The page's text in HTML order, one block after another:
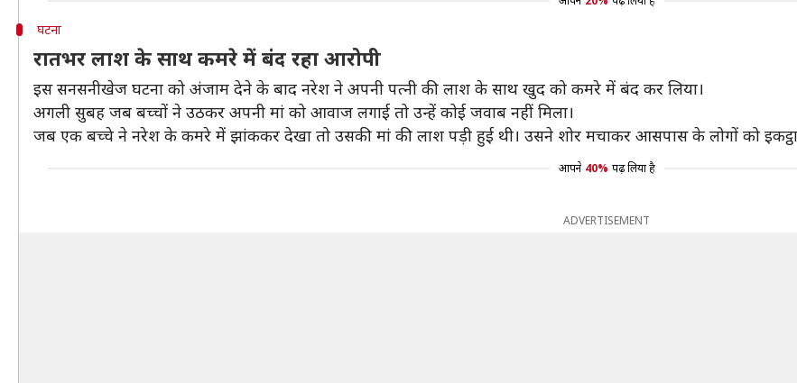
घटना
रातभर लाश के साथ कमरे में बंद रहा आरोपी
इस सनसनीखेज घटना को अंजाम देने के बाद नरेश ने अपनी पत्नी की लाश के साथ खुद को कमरे में बंद कर लिया।
अगली सुबह जब बच्चों ने उठकर अपनी मां को आवाज लगाई तो उन्हें कोई जवाब नहीं मिला।
जब एक बच्चे ने नरेश के कमरे में झांककर देखा तो उसकी मां की लाश पड़ी हुई थी। उसने शोर मचाकर आसपास के लोगों को इकट्ठा
आपने 40% पढ़ लिया है
ADVERTISEMENT